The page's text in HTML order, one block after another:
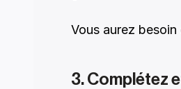
Vous aurez
3. Complétez